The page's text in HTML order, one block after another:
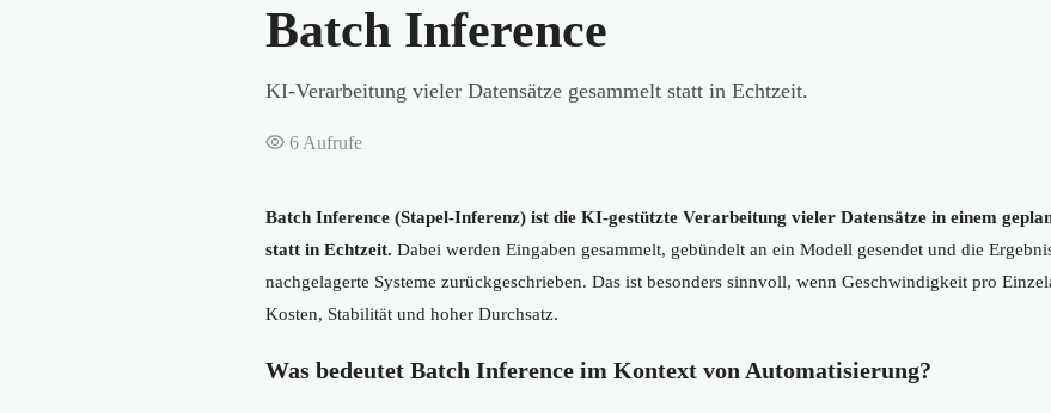
Batch Inference
KI-Verarbeitung vieler Datensätze gesammelt statt in Echtzeit.
6 Aufrufe
Batch Inference (Stapel-Inferenz) ist die KI-gestützte Verarbeitung vieler Datensätze in einem
statt in Echtzeit. Dabei werden Eingaben gesammelt, gebündelt an ein Modell gesendet und die
nachgelagerte Systeme zurückgeschrieben. Das ist besonders sinnvoll, wenn Geschwindigkeit pro
Kosten, Stabilität und hoher Durchsatz.
Was bedeutet Batch Inference im Kontext von Automatisierung?